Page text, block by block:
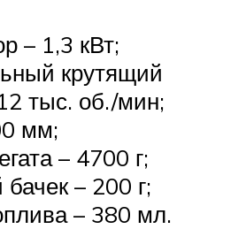
– 1,3 кВт;
крутящий
тыс. об./мин;
мм;
– 4700 г;
– 200 г;
– 380 мл.